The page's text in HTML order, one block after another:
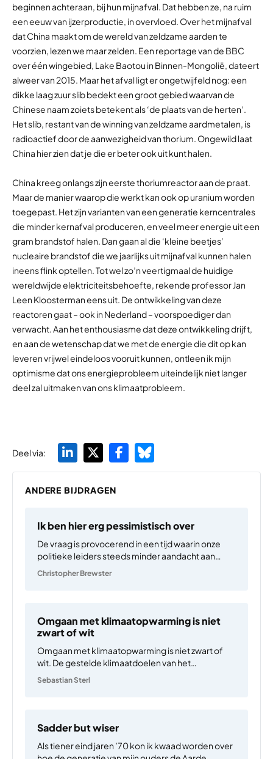
beginnen achteraan, bij hun mijnafval. Dat hebben ze, na ruim
een eeuw van ijzerproductie, in overvloed. Over het mijnafval
dat China maakt om de wereld van zeldzame aarden te
voorzien, lezen we maar zelden. Een reportage van de BBC
over één wingebied, Lake Baotou in Binnen-Mongolië, dateert
alweer van 2015. Maar het afval ligt er ongetwijfeld nog: een
dikke laag zuur slib bedekt een groot gebied waarvan de
Chinese naam zoiets betekent als ‘de plaats van de herten’.
Het slib, restant van de winning van zeldzame aardmetalen, is
radioactief door de aanwezigheid van thorium. Ongewild laat
China hier zien dat je die er beter ook uit kunt halen.
China kreeg onlangs zijn eerste thoriumreactor aan de praat.
Maar de manier waarop die werkt kan ook op uranium worden
toegepast. Het zijn varianten van een generatie kerncentrales
die minder kernafval produceren, en veel meer energie uit een
gram brandstof halen. Dan gaan al die ‘kleine beetjes’
nucleaire brandstof die we jaarlijks uit mijnafval kunnen halen
ineens flink optellen. Tot wel zo’n veertigmaal de huidige
wereldwijde elektriciteitsbehoefte, rekende professor Jan
Leen Kloosterman eens uit. De ontwikkeling van deze
reactoren gaat – ook in Nederland – voorspoediger dan
verwacht. Aan het enthousiasme dat deze ontwikkeling drijft,
en aan de wetenschap dat we met de energie die dit op kan
leveren vrijwel eindeloos vooruit kunnen, ontleen ik mijn
optimisme dat ons energieprobleem uiteindelijk niet langer
deel zal uitmaken van ons klimaatprobleem.
Deel via:
ANDERE BIJDRAGEN
Ik ben hier erg pessimistisch over
De vraag is provocerend in een tijd waarin onze
politieke leiders steeds minder aandacht aan
redelijk antwoord te bedenken, maar op dit
Christopher Brewster
Omgaan met klimaatopwarming is niet
zwart of wit
Omgaan met klimaatopwarming is niet zwart of
wit. De gestelde klimaatdoelen van het
Sebastian Sterl
Sadder but wiser
Als tiener eind jaren ’70 kon ik kwaad worden over